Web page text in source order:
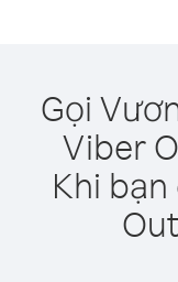
Gọi
Viber
Khi